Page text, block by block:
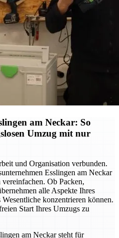
am Neckar: So
Umzug mit nur
und Organisation verbunden.
Esslingen am Neckar
Ob Packen,
alle Aspekte Ihres
konzentrieren können.
Start Ihres Umzugs zu
am Neckar steht für